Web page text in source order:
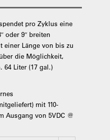
pro Zyklus eine
oder 9″ breiten
einer Länge von bis zu
die Möglichkeit,
64 Liter (17 gal.)
mit 110-
Ausgang von 5VDC @